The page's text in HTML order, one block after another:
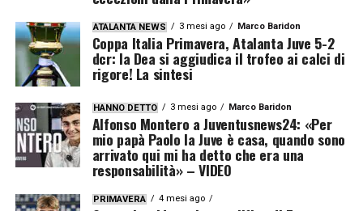
ATALANTA NEWS 3 mesi ago Marco Baridon
Coppa Italia Primavera, Atalanta Juve 5-2
dcr: la Dea si aggiudica il trofeo ai calci di
rigore! La sintesi
HANNO DETTO 3 mesi ago Marco Baridon
Alfonso Montero a Juventusnews24: «Per
mio papà Paolo la Juve è casa, quando sono
arrivato qui mi ha detto che era una
responsabilità» – VIDEO
PRIMAVERA 4 mesi ago